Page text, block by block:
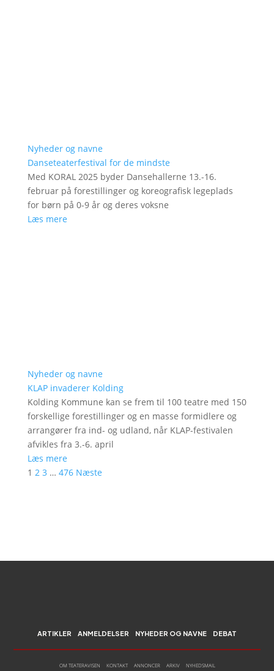
Nyheder og navne
Danseteaterfestival for de mindste
Med KORAL 2025 byder Dansehallerne 13.-16.
februar på forestillinger og koreografisk legeplads
for børn på 0-9 år og deres voksne
Læs mere
Nyheder og navne
KLAP invaderer Kolding
Kolding Kommune kan se frem til 100 teatre med 150
forskellige forestillinger og en masse formidlere og
arrangører fra ind- og udland, når KLAP-festivalen
afvikles fra 3.-6. april
Læs mere
1 2 3 … 476 Næste
ARTIKLER ANMELDELSER NYHEDER OG NAVNE DEBAT
OM TEATERAVISEN KONTAKT ANNONCER ARKIV NYHEDSMAIL